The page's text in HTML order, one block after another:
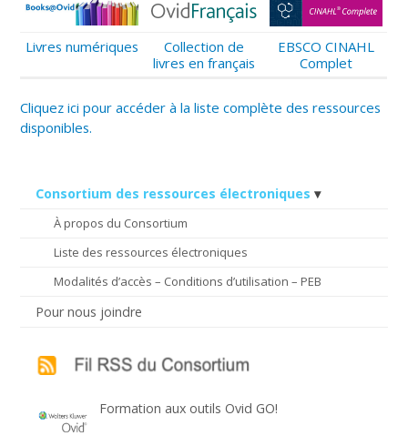
Consortium des ressources électroniques
À propos du Consortium
Liste des ressources électroniques
Modalités d’accès – Conditions d’utilisation – PEB
Pour nous joindre
Formation aux outils Ovid GO!
Livres numériques
Collection de
livres en français
EBSCO CINAHL
Complet
Cliquez ici pour accéder à la liste complète des ressources
disponibles.